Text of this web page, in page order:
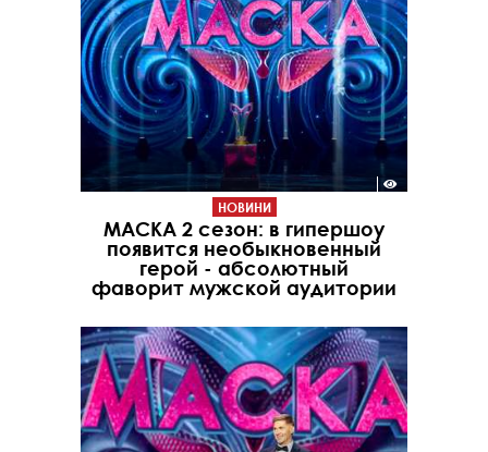
НОВИНИ
МАСКА 2 сезон: в гипершоу
появится необыкновенный
герой - абсолютный
фаворит мужской аудитории